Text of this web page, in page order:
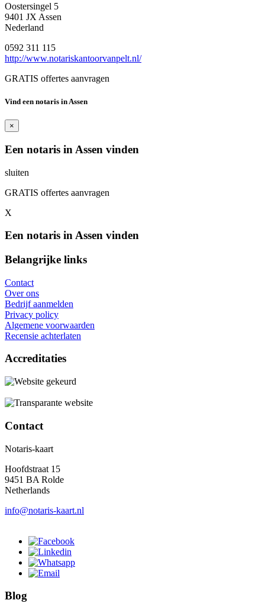
Oostersingel 5
9401 JX Assen
Nederland
0592 311 115
http://www.notariskantoorvanpelt.nl/
GRATIS offertes aanvragen
Vind een notaris in Assen
×
Een notaris in Assen vinden
sluiten
GRATIS offertes aanvragen
X
Een notaris in Assen vinden
Belangrijke links
Contact
Over ons
Bedrijf aanmelden
Privacy policy
Algemene voorwaarden
Recensie achterlaten
Accreditaties
Contact
Notaris-kaart
Hoofdstraat 15
9451 BA Rolde
Netherlands
info@notaris-kaart.nl
Blog